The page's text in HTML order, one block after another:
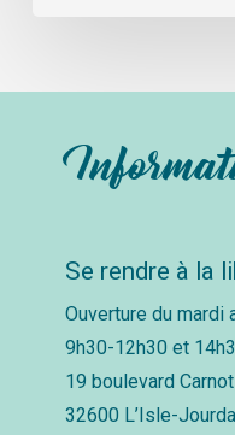
Se rendre à la
Ouverture du mardi
9h30-12h30 et
19 boulevard Carnot
32600 L’Isle-